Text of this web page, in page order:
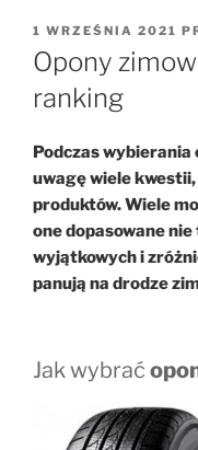
OPUBLIKOWANE
W
1 WRZEŚNIA 2021
Opony
ranking
Podczas wybierania
uwagę wiele
produktów. Wiele
one dopasowane
wyjątkowych i
panują na drodze
Jak wybrać